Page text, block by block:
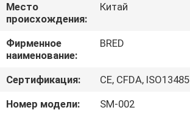
ВИДЕО
О
НАС
Место
происхождения:
Китай
Фирменное
наименование:
BRED
Сертификация:
CE, CFDA, ISO13485
Номер модели:
SM-002